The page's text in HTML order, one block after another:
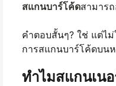
สแกนบาร์โค้ดสามาร
คำตอบสั้นๆ? ใช่ แต่ไ
การสแกนบาร์โค้ดบน
ทำไมสแกนเน